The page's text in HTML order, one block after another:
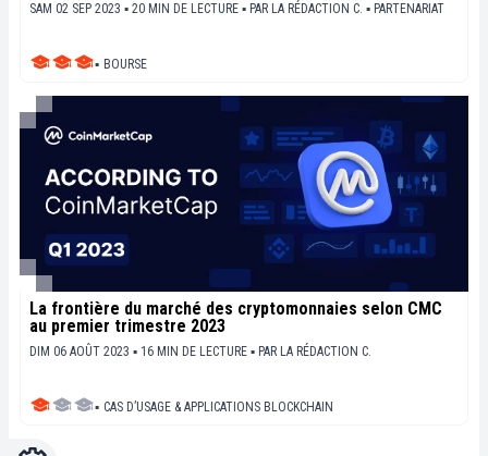
SAM 02 SEP 2023 ▪ 20 MIN DE LECTURE ▪ PAR LA RÉDACTION C. ▪ PARTENARIAT
▪ BOURSE
La frontière du marché des cryptomonnaies selon CMC
au premier trimestre 2023
DIM 06 AOÛT 2023 ▪ 16 MIN DE LECTURE ▪ PAR LA RÉDACTION C.
▪ CAS D’USAGE & APPLICATIONS BLOCKCHAIN